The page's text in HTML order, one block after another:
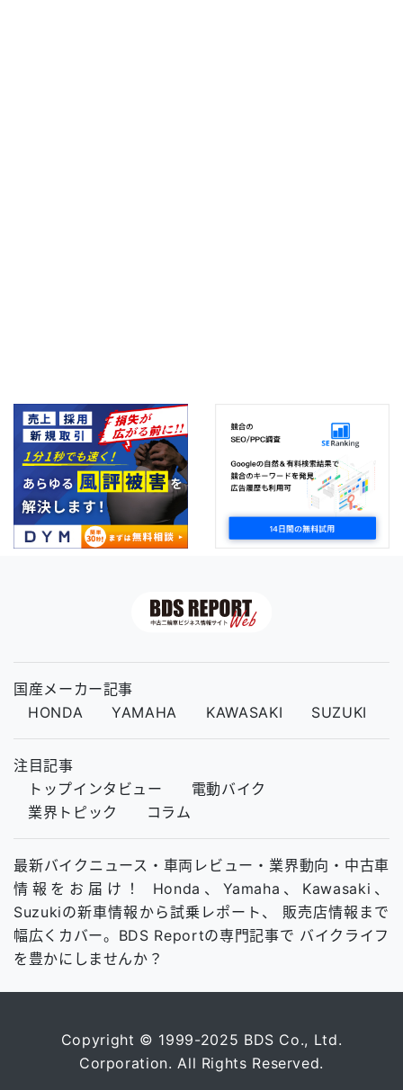
国産メーカー記事
HONDA
YAMAHA KAWASAKI SUZUKI
注目記事
トップインタビュー
電動バイク
業界トピック
コラム
最新バイクニュース・車両レビュー・業界動向・中古車
情報をお届け！ Honda、Yamaha、Kawasaki、
Suzukiの新車情報から試乗レポート、 販売店情報まで
幅広くカバー。BDS Reportの専門記事で バイクライフ
を豊かにしませんか？
Copyright © 1999-2025 BDS Co., Ltd.
Corporation. All Rights Reserved.